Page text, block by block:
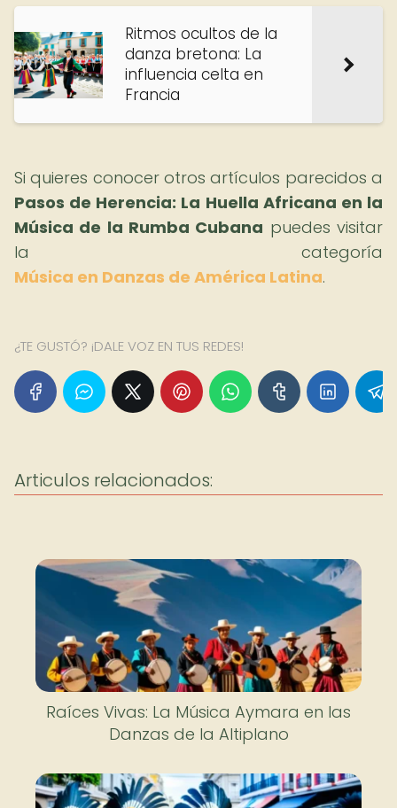
Ritmos ocultos de la
danza bretona: La
influencia celta en
Francia
Si quieres conocer otros artículos parecidos a
Pasos de Herencia: La Huella Africana en la
Música de la Rumba Cubana puedes visitar
la categoría
Música en Danzas de América Latina.
¿TE GUSTÓ? ¡DALE VOZ EN TUS REDES!
Articulos relacionados:
Raíces Vivas: La Música Aymara en las
Danzas de la Altiplano